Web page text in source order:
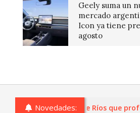
Geely suma un
mercado
Icon ya tiene
agosto
Novedades:
o comercios de Entre Ríos que